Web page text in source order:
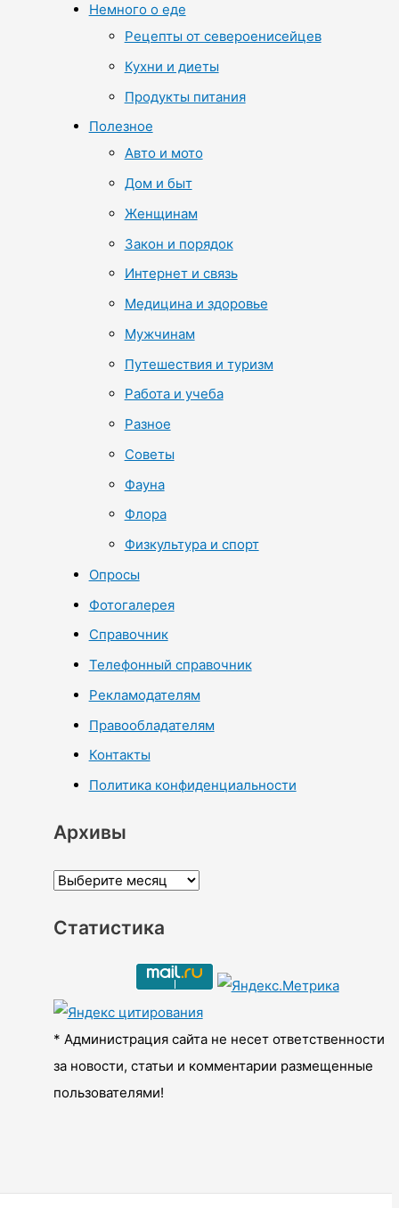
Немного о еде
Рецепты от североенисейцев
Кухни и диеты
Продукты питания
Полезное
Авто и мото
Дом и быт
Женщинам
Закон и порядок
Интернет и связь
Медицина и здоровье
Мужчинам
Путешествия и туризм
Работа и учеба
Разное
Советы
Фауна
Флора
Физкультура и спорт
Опросы
Фотогалерея
Справочник
Телефонный справочник
Рекламодателям
Правообладателям
Контакты
Политика конфиденциальности
Архивы
А
х
ы
Статистика
* Администрация сайта не несет ответственности
за новости, статьи и комментарии размещенные
пользователями!